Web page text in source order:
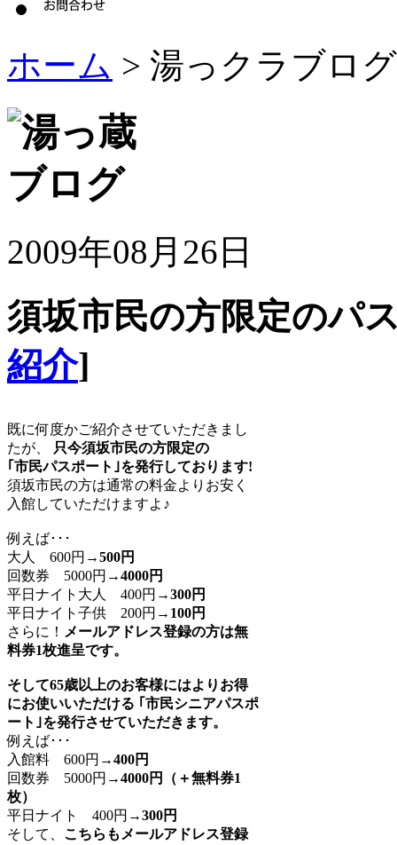
ホーム > 湯っクラブログ
2009年08月26日
須坂市民の方限定のパ
紹介]
既に何度かご紹介させていただきまし
たが、
只今須坂市民の方限定の
｢市民パスポート｣を発行しております!
須坂市民の方は通常の料金よりお安く
入館していただけますよ♪
例えば･･･
大人 600円→500円
回数券 5000円→4000円
平日ナイト大人 400円→300円
平日ナイト子供 200円→ 100円
さらに！ メールアドレス登録の方は無
料券1枚進呈です。
そして65歳以上のお客様にはよりお得
にお使いいただける ｢市民シニアパスポ
ート｣を発行させていただきます。
例えば･･･
入館料 600円→400円
回数券 5000円→4000円（＋無料券1
枚）
平日ナイト 400円→300円
そして、 こちらもメールアドレス登録